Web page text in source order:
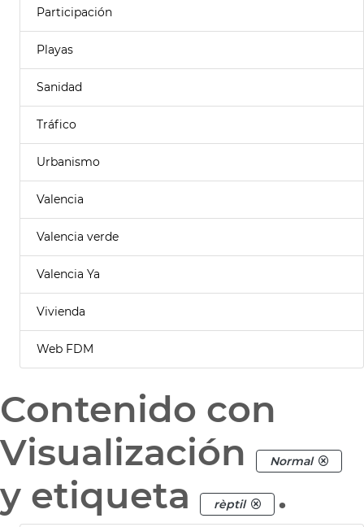
Participación
Playas
Sanidad
Tráfico
Urbanismo
Valencia
Valencia verde
Valencia Ya
Vivienda
Web FDM
Contenido con
Visualización
Normal
y etiqueta rèptil .